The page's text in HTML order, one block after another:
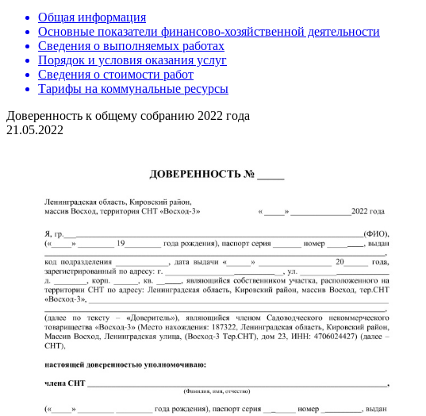
Общая информация
Основные показатели финансово-хозяйственной деятельности
Сведения о выполняемых работах
Порядок и условия оказания услуг
Сведения о стоимости работ
Тарифы на коммунальные ресурсы
Доверенность к общему собранию 2022 года
21.05.2022